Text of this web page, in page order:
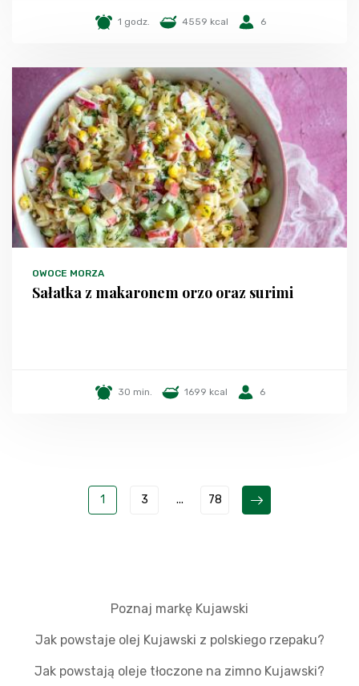
1 godz. 4559 kcal 6
OWOCE MORZA
Sałatka z makaronem orzo oraz surimi
30 min. 1699 kcal 6
1 3 ... 78
Poznaj markę Kujawski
Jak powstaje olej Kujawski z polskiego rzepaku?
Jak powstają oleje tłoczone na zimno Kujawski?